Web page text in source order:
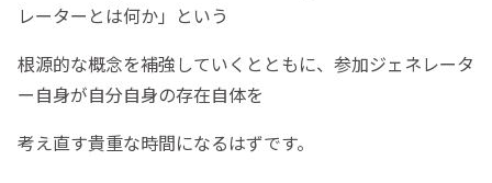
レーターとは何か」という
根源的な概念を補強していくとともに、参加ジェネレータ
ー自身が自分自身の存在自体を
考え直す貴重な時間になるはずです。